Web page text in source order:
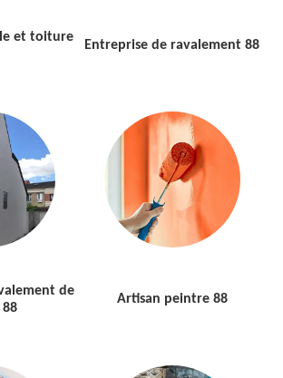
et toiture
Entreprise de ravalement 88
de
Artisan peintre 88